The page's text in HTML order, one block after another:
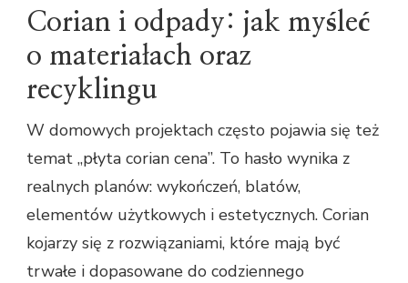
Corian i odpady: jak myśleć
o materiałach oraz
recyklingu
W domowych projektach często pojawia się też
temat „płyta corian cena”. To hasło wynika z
realnych planów: wykończeń, blatów,
elementów użytkowych i estetycznych. Corian
kojarzy się z rozwiązaniami, które mają być
trwałe i dopasowane do codziennego